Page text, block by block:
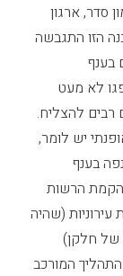
סדר, ארגון
הזו התגבשה
בענף
לא מעט
רבים להצליח.
יש לומר,
בענף
הקמת הרשות
(שהיה
של חלקן)
המורכב